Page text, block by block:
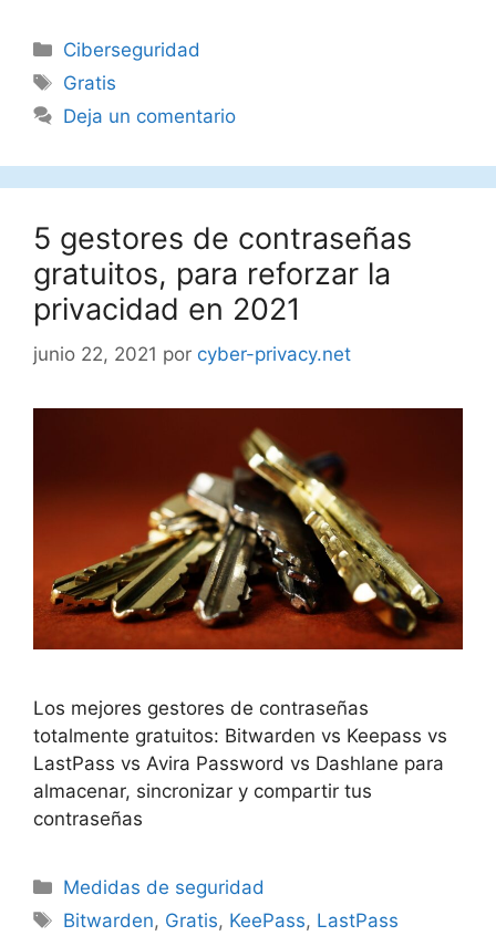
Categorías
Ciberseguridad
Etiquetas
Gratis
Deja un comentario
5 gestores de contraseñas
gratuitos, para reforzar la
privacidad en 2021
junio 22, 2021 por cyber-privacy.net
Los mejores gestores de contraseñas
totalmente gratuitos: Bitwarden vs Keepass vs
LastPass vs Avira Password vs Dashlane para
almacenar, sincronizar y compartir tus
contraseñas
Categorías
Medidas de seguridad
Etiquetas
Bitwarden, Gratis, KeePass, LastPass